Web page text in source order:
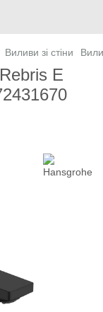
Виливи зі стіни
E